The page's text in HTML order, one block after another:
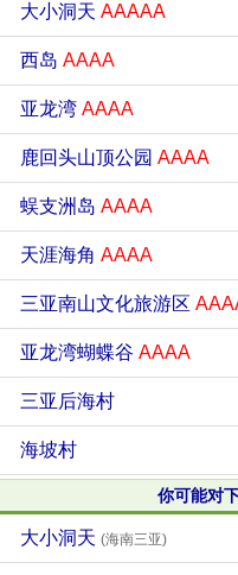
大小洞天 AAAAA
西岛 AAAA
亚龙湾 AAAA
鹿回头山顶公园 AAAA
蜈支洲岛 AAAA
天涯海角 AAAA
三亚南山文化旅游区
亚龙湾蝴蝶谷 AAAA
三亚后海村
海坡村
你可能对
大小洞天 (海南三亚)